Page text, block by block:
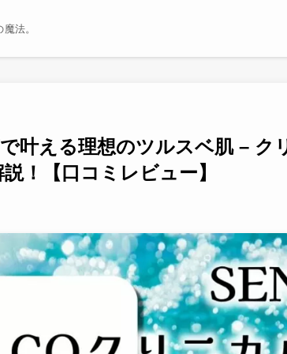
法。
叶える理想のツルスベ肌 – ク
！【口コミレビュー】